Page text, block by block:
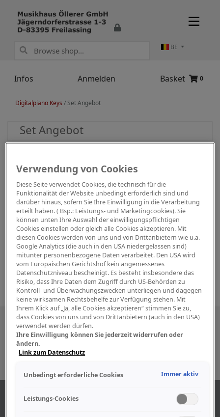
Infos Anmelden Basket 0
BE
Digitalpiano Keys / Set Angebot
Set Angebot
Besuchen Sie uns auch in den sozialen
Medien
Verwendung von Cookies
Diese Seite verwendet Cookies, die technisch für die
Funktionalität der Website unbedingt erforderlich sind und
darüber hinaus, sofern Sie Ihre Einwilligung in die Verarbeitung
erteilt haben. ( Bsp.: Leistungs- und Marketingcookies). Sie
können unten Ihre Auswahl der einwilligungspflichtigen
Cookies einstellen oder gleich alle Cookies akzeptieren. Mit
diesen Cookies werden von uns und von Drittanbietern wie u.a.
Google Analytics (die auch in den USA niedergelassen sind)
mitunter personenbezogene Daten verarbeitet. Den USA wird
vom Europäischen Gerichtshof kein angemessenes
Datenschutzniveau bescheinigt. Es besteht insbesondere das
Risiko, dass Ihre Daten dem Zugriff durch US-Behörden zu
Kontroll- und Überwachungszwecken unterliegen und dagegen
keine wirksamen Rechtsbehelfe zur Verfügung stehen. Mit
Ihrem Klick auf „Ja, alle Cookies akzeptieren“ stimmen Sie zu,
dass Cookies von uns und von Drittanbietern (auch in den USA)
verwendet werden dürfen.
Ihre Einwilligung können Sie jederzeit widerrufen oder
ändern.
Link zum Datenschutz
Unbedingt erforderliche Cookies Immer aktiv
Leistungs-Cookies